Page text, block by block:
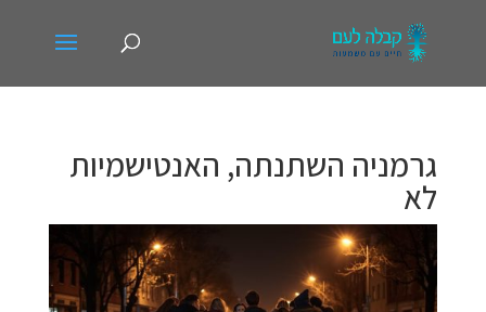
גרמניה השתנתה, האנטישמיות
לא